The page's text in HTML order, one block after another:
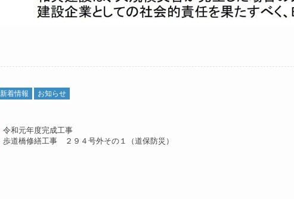
新着情報 お知らせ
令和元年度完成工事
歩道橋修繕工事 ２９４号外その１（道保防災）